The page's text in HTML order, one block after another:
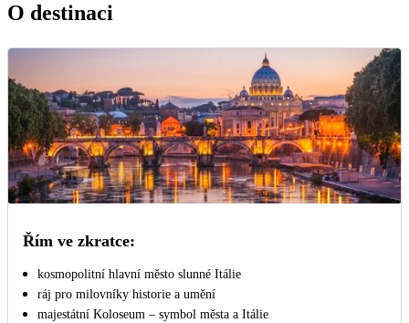
O destinaci
Řím ve zkratce:
kosmopolitní hlavní město slunné Itálie
ráj pro milovníky historie a umění
majestátní Koloseum – symbol města a Itálie